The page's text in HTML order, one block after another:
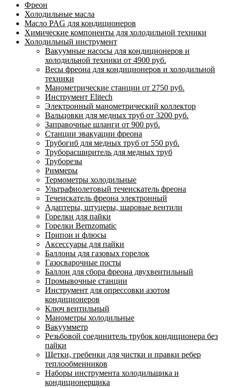
Фреон
Холодильные масла
Масло PAG для кондиционеров
Химические компоненты для холодильной техники
Холодильный инструмент
Вакуумные насосы для кондиционеров и
холодильной техники от 4900 руб.
Весы фреона для кондиционеров и холодильной
техники
Манометрические станции от 2750 руб.
Инструмент Elitech
Электронный манометрический коллектор
Вальцовки для медных труб от 3200 руб.
Заправочные шланги от 900 руб.
Станции эвакуации фреона
Трубогиб для медных труб от 550 руб.
Труборасширитель для медных труб
Труборезы
Риммеры
Термометры холодильные
Ультрафиолетовый течеискатель фреона
Течеискатель фреона электронный
Адаптеры, штуцеры, шаровые вентили
Горелки для пайки
Горелки Bernzomatic
Припои и флюсы
Аксессуары для пайки
Баллоны для газовых горелок
Газосварочные посты
Баллон для сбора фреона двухвентильный
Промывочные станции
Инструмент для опрессовки азотом
кондиционеров
Ключ вентильный
Манометры холодильные
Вакуумметр
Резьбовой соединитель трубок кондиционера без
пайки
Щетки, гребенки для чистки и правки ребер
теплообменников
Наборы инструмента холодильщика и
кондиционерщика